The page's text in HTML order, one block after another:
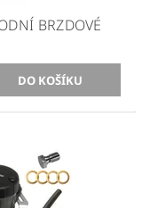
BRZDOVÉ